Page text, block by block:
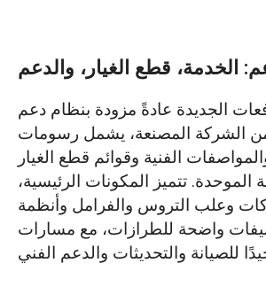
الخدمة، قطع الغيار، والدعم
الجديدة عادةً مزودة بنظام دعم
الشركة المصنعة، يشمل رسومات
الفنية وقوائم قطع الغيار
الموحدة. تتميز المكونات الرئيسية،
وعلب التروس والفرامل وأنظمة
واضحة للطرازات، مع مسارات